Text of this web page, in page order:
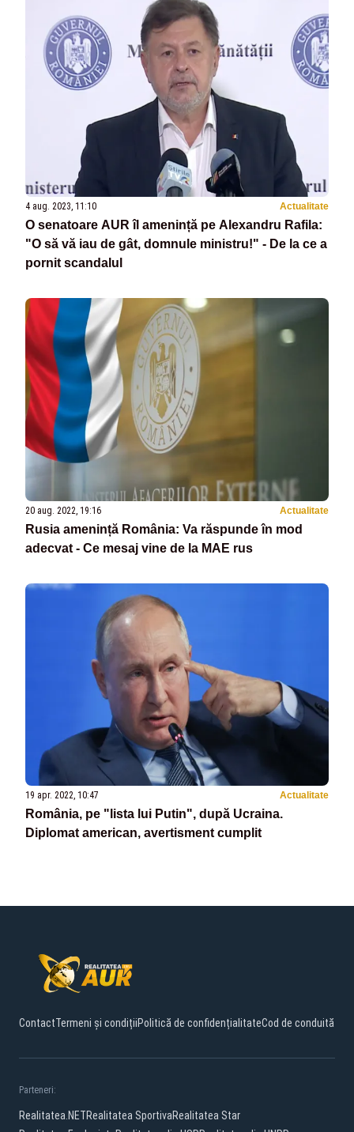
4 aug. 2023, 11:10 Actualitate
O senatoare AUR îl amenință pe Alexandru Rafila:
"O să vă iau de gât, domnule ministru!" - De la ce a
pornit scandalul
20 aug. 2022, 19:16 Actualitate
Rusia amenință România: Va răspunde în mod
adecvat - Ce mesaj vine de la MAE rus
19 apr. 2022, 10:47 Actualitate
România, pe "lista lui Putin", după Ucraina.
Diplomat american, avertisment cumplit
ContactTermeni și condițiiPolitică de confidențialitateCod de conduită
Parteneri:
Realitatea.NETRealitatea SportivaRealitatea Star